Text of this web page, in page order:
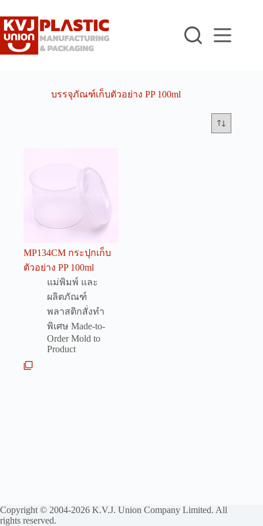
to
content
บรรจุภัณฑ์เก็บตัวอย่าง PP 100ml
MP134CM กระปุกเก็บ
ตัวอย่าง PP 100ml
แม่พิมพ์ และ
ผลิตภัณฑ์
พลาสติกสั่งทำ
พิเศษ Made-to-
Order Mold to
Product
Copyright © 2004-2026 K.V.J. Union Company Limited. All
rights reserved.